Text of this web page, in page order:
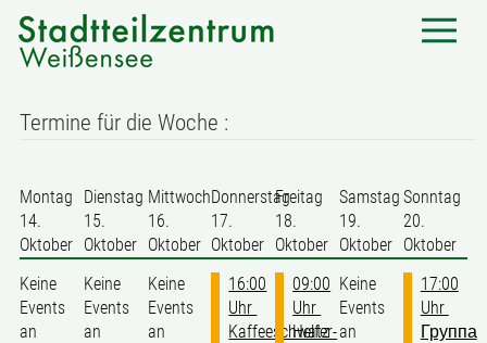
Termine für die Woche :
Montag
14.
Oktober
Keine
Events
an
Dienstag
15.
Oktober
Keine
Events
an
Mittwoch
16.
Oktober
Keine
Events
an
Donnerstag
17.
Oktober
16:00
Uhr
Kaffeeschwatz
Freitag
18.
Oktober
09:00
Uhr
Helfer-
Samstag
19.
Oktober
Keine
Events
an
Sonntag
20.
Oktober
17:00
Uhr
Группа